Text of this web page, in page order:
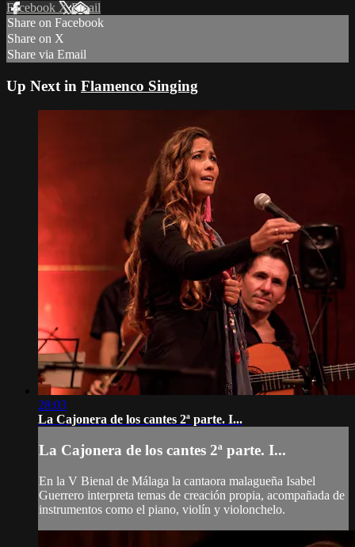
Facebook XEmail
Share on Facebook
Share on X
Share via Email
Up Next in Flamenco Singing
28:03
La Cajonera de los cantes 2ª parte. I...
La Cajonera de los cantes 2ª parte. I...
En la V Bienal de Málaga la cantaora malagueña Isabel
Guerrero interpreta temas de creación propia, acompañada de
instrumentos como el piano, violín y violonchelo.